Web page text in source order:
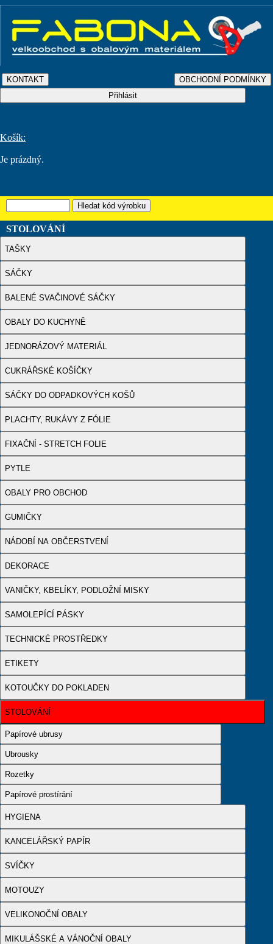
Košík:
Je prázdný.
STOLOVÁNÍ
TAŠKY
SÁČKY
BALENÉ SVAČINOVÉ SÁČKY
OBALY DO KUCHYNĚ
JEDNORÁZOVÝ MATERIÁL
CUKRÁŘSKÉ KOŠÍČKY
SÁČKY DO ODPADKOVÝCH KOŠŮ
PLACHTY, RUKÁVY Z FÓLIE
FIXAČNÍ - STRETCH FOLIE
PYTLE
OBALY PRO OBCHOD
GUMIČKY
NÁDOBÍ NA OBČERSTVENÍ
DEKORACE
VANIČKY, KBELÍKY, PODLOŽNÍ MISKY
SAMOLEPÍCÍ PÁSKY
TECHNICKÉ PROSTŘEDKY
ETIKETY
KOTOUČKY DO POKLADEN
STOLOVÁNÍ
Papírové ubrusy
Ubrousky
Rozetky
Papírové prostírání
HYGIENA
KANCELÁŘSKÝ PAPÍR
SVÍČKY
MOTOUZY
VELIKONOČNÍ OBALY
MIKULÁŠSKÉ A VÁNOČNÍ OBALY